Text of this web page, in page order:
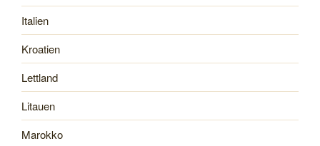
Italien
Kroatien
Lettland
Litauen
Marokko